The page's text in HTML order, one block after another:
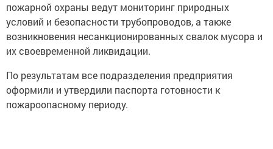
пожарной охраны ведут мониторинг природных
условий и безопасности трубопроводов, а также
возникновения несанкционированных свалок мусора и
их своевременной ликвидации.
По результатам все подразделения предприятия
оформили и утвердили паспорта готовности к
пожароопасному периоду.